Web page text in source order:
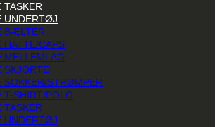
TASKER
UNDERTØJ
BÆLTER
HATTE/CAPS
MELLEMLAG
SKJORTE
SOKKER/STRØMPER
T-SHIRT/POLO
TASKER
UNDERTØJ